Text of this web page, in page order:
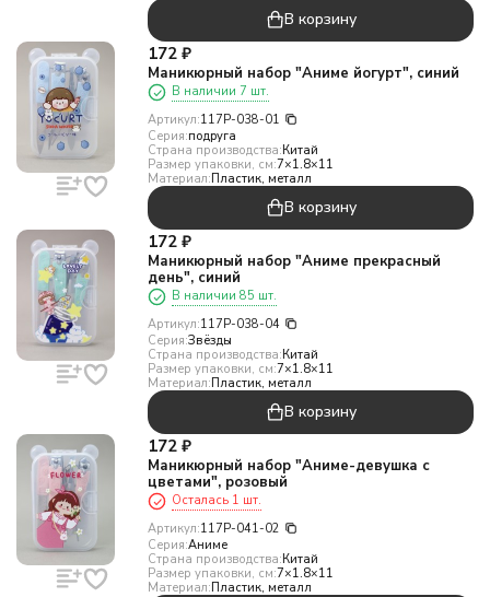
В корзину
172 ₽
Маникюрный набор "Аниме йогурт", синий
В наличии 7 шт.
Артикул:117P-038-01
Серия:подруга
Страна производства:Китай
Размер упаковки, см:7×1.8×11
Материал:Пластик, металл
В корзину
172 ₽
Маникюрный набор "Аниме прекрасный
день", синий
В наличии 85 шт.
Артикул:117P-038-04
Серия:Звёзды
Страна производства:Китай
Размер упаковки, см:7×1.8×11
Материал:Пластик, металл
В корзину
172 ₽
Маникюрный набор "Аниме-девушка с
цветами", розовый
Осталась 1 шт.
Артикул:117P-041-02
Серия:Аниме
Страна производства:Китай
Размер упаковки, см:7×1.8×11
Материал:Пластик, металл